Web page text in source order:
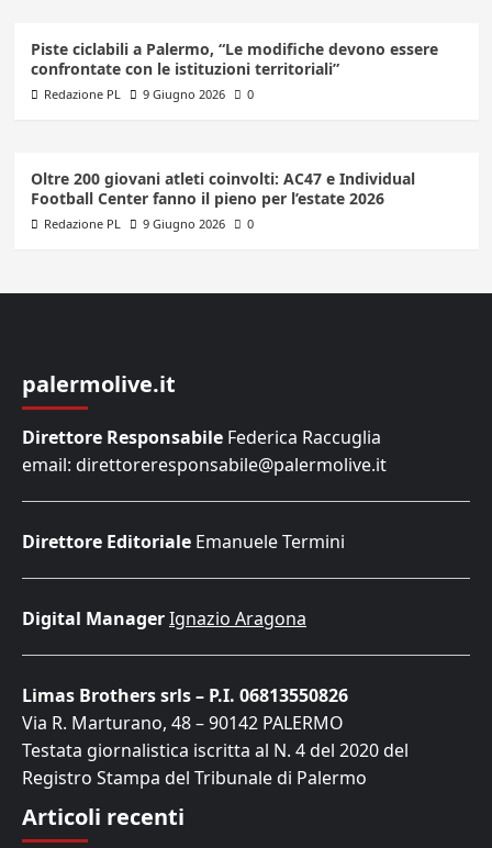
Piste ciclabili a Palermo, “Le modifiche devono essere
confrontate con le istituzioni territoriali”
Redazione PL 9 Giugno 2026 0
Oltre 200 giovani atleti coinvolti: AC47 e Individual
Football Center fanno il pieno per l’estate 2026
Redazione PL 9 Giugno 2026 0
palermolive.it
Direttore Responsabile Federica Raccuglia
email: direttoreresponsabile@palermolive.it
Direttore Editoriale Emanuele Termini
Digital ManagerIgnazio Aragona
Limas Brothers srls – P.I. 06813550826
Via R. Marturano, 48 – 90142 PALERMO
Testata giornalistica iscritta al N. 4 del 2020 del
Registro Stampa del Tribunale di Palermo
Articoli recenti